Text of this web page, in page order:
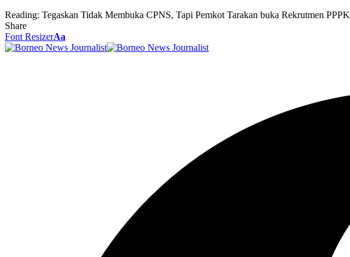
Reading: Tegaskan Tidak Membuka CPNS, Tapi Pemkot Tarakan buka Rekrutmen PPPK
Share
Font ResizerAa